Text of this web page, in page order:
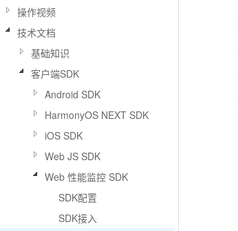
操作视频
技术文档
基础知识
客户端SDK
Android SDK
HarmonyOS NEXT SDK
iOS SDK
Web JS SDK
Web 性能监控 SDK
SDK配置
SDK接入